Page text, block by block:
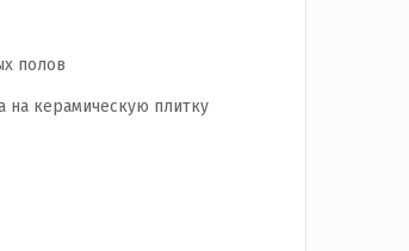
полов
на керамическую плитку